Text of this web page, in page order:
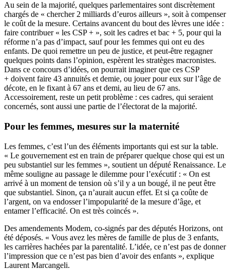
Au sein de la majorité, quelques parlementaires sont discrètement
chargés de « chercher 2 milliards d’euros ailleurs », soit à compenser
le coût de la mesure. Certains avancent du bout des lèvres une idée :
faire contribuer « les CSP + », soit les cadres et bac + 5, pour qui la
réforme n’a pas d’impact, sauf pour les femmes qui ont eu des
enfants. De quoi remettre un peu de justice, et peut-être regagner
quelques points dans l’opinion, espèrent les stratèges macronistes.
Dans ce concours d’idées, on pourrait imaginer que ces CSP
+ doivent faire 43 annuités et demie, ou jouer pour eux sur l’âge de
décote, en le fixant à 67 ans et demi, au lieu de 67 ans.
Accessoirement, reste un petit problème : ces cadres, qui seraient
concernés, sont aussi une partie de l’électorat de la majorité.
Pour les femmes, mesures sur la maternité
Les femmes, c’est l’un des éléments importants qui est sur la table.
« Le gouvernement est en train de préparer quelque chose qui est un
peu substantiel sur les femmes », soutient un député Renaissance. Le
même souligne au passage le dilemme pour l’exécutif : « On est
arrivé à un moment de tension où s’il y a un bougé, il ne peut être
que substantiel. Sinon, ça n’aurait aucun effet. Et si ça coûte de
l’argent, on va endosser l’impopularité de la mesure d’âge, et
entamer l’efficacité. On est très coincés ».
Des amendements Modem, co-signés par des députés Horizons, ont
été déposés. « Vous avez les mères de famille de plus de 3 enfants,
les carrières hachées par la parentalité. L’idée, ce n’est pas de donner
l’impression que ce n’est pas bien d’avoir des enfants », explique
Laurent Marcangeli.